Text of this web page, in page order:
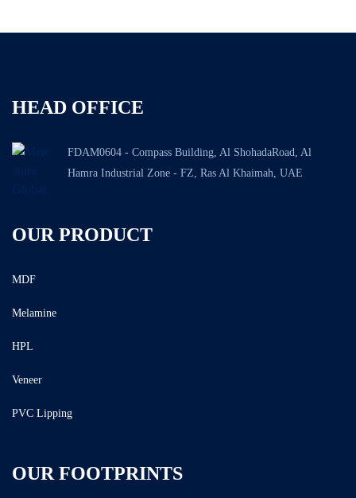
HEAD OFFICE
FDAM0604 - Compass Building, Al ShohadaRoad, Al
Hamra Industrial Zone - FZ, Ras Al Khaimah, UAE
OUR PRODUCT
MDF
Melamine
HPL
Veneer
PVC Lipping
OUR FOOTPRINTS